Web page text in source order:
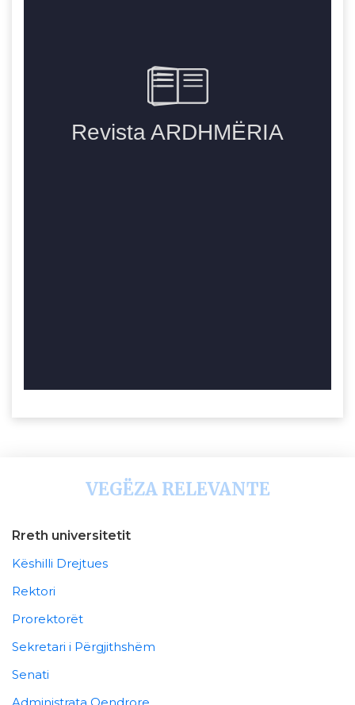
VEGËZA RELEVANTE
Rreth universitetit
Këshilli Drejtues
Rektori
Prorektorët
Sekretari i Përgjithshëm
Senati